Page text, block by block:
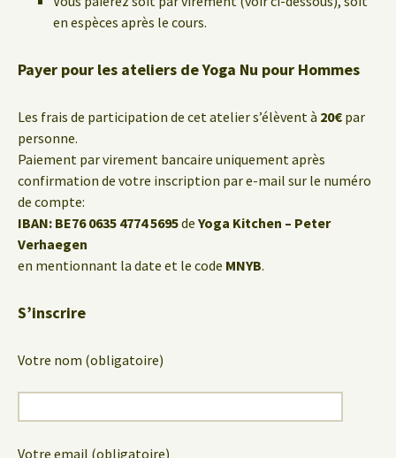
en espèces après le cours.
Payer pour les ateliers de Yoga Nu pour Hommes
Les frais de participation de cet atelier s’élèvent à 20€ par
personne.
Paiement par virement bancaire uniquement après
confirmation de votre inscription par e-mail sur le numéro
de compte:
IBAN: BE76 0635 4774 5695de Yoga Kitchen – Peter
Verhaegen
en mentionnant la date et le code MNYB.
S’inscrire
Votre nom (obligatoire)
Votre email (obligatoire)